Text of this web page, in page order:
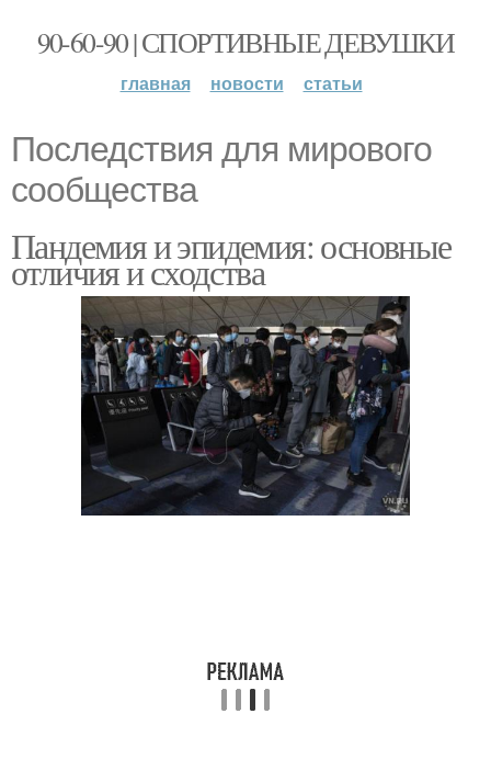
90-60-90 | СПОРТИВНЫЕ ДЕВУШКИ
главная новости статьи
Последствия для мирового
сообщества
Пандемия и эпидемия: основные
отличия и сходства